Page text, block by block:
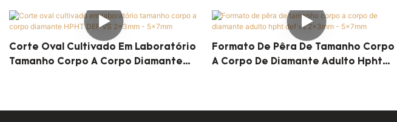
Corte Oval Cultivado Em Laboratório
Tamanho Corpo A Corpo Diamante
Formato De Pêra De Tamanho Corpo
A Corpo De Diamante Adulto Hpht